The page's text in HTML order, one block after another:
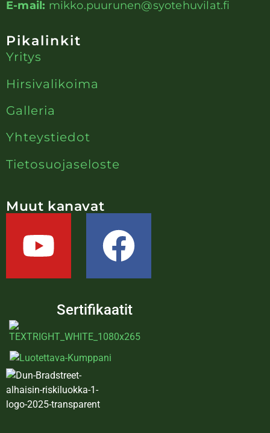
E-mail: mikko.puurunen@syotehuvilat.fi
Pikalinkit
Yritys
Hirsivalikoima
Galleria
Yhteystiedot
Tietosuojaseloste
Muut kanavat
Sertifikaatit